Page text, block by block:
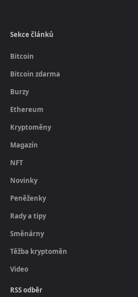
Sekce článků
Bitcoin
Bitcoin zdarma
Burzy
Ethereum
Kryptoměny
Magazín
NFT
Novinky
Peněženky
Rady a tipy
Směnárny
Těžba kryptoměn
Video
RSS odběr